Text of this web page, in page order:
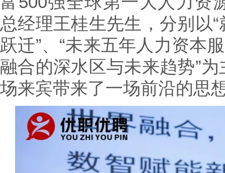
总经理王桂生先生，分别以
跃迁”、“未来五年人力资本
融合的深水区与未来趋势”
场来宾带来了一场前沿的思